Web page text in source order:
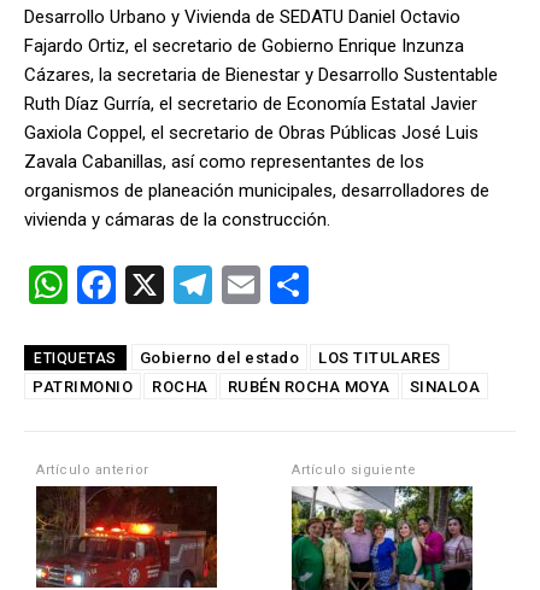
Desarrollo Urbano y Vivienda de SEDATU Daniel Octavio
Fajardo Ortiz, el secretario de Gobierno Enrique Inzunza
Cázares, la secretaria de Bienestar y Desarrollo Sustentable
Ruth Díaz Gurría, el secretario de Economía Estatal Javier
Gaxiola Coppel, el secretario de Obras Públicas José Luis
Zavala Cabanillas, así como representantes de los
organismos de planeación municipales, desarrolladores de
vivienda y cámaras de la construcción.
W
at
s
p
p
F
ce
b
o
k
X
T
e
gr
m
E
ail m
p
tir
ETIQUETAS Gobierno del estado
LOS TITULARES
PATRIMONIO
ROCHA RUBÉN ROCHA MOYA SINALOA
Artículo anterior Artículo siguiente